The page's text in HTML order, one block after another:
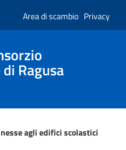
Area di scambio Privacy
Ragusa
agli edifici scolastici